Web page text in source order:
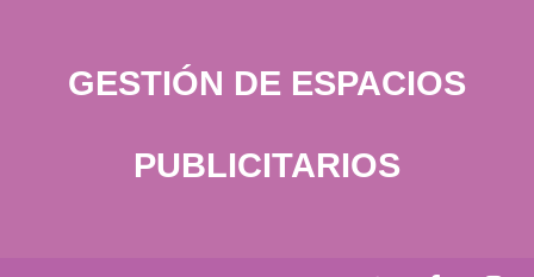
GESTIÓN DE ESPACIOS
PUBLICITARIOS